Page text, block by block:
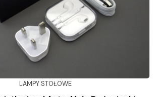
LAMPY STOŁOWE